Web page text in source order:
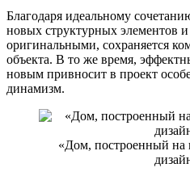
Благодаря идеальному
новых структурных элементов и
оригинальными, сохраняется
объекта. В то же время,
новым привносит в проект
динамизм.
«Дом, построенный на